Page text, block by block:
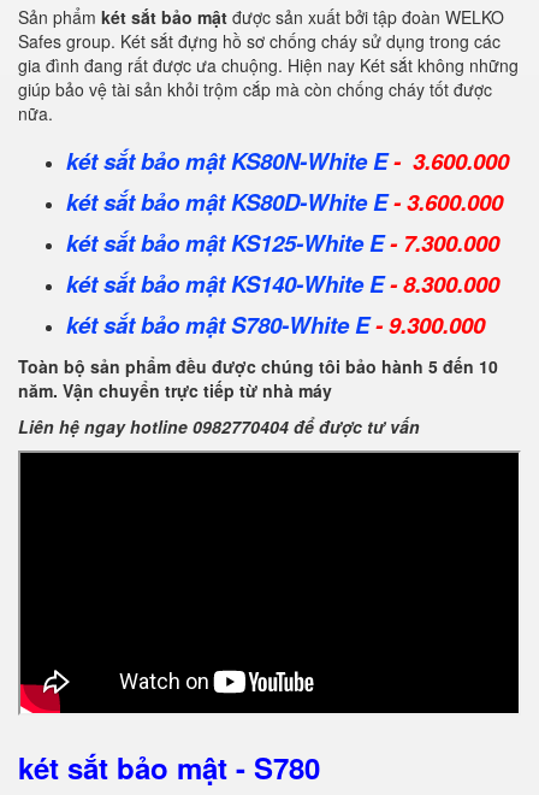
Sản phẩm két sắt bảo mật được sản xuất bởi tập đoàn WELKO
Safes group. Két sắt đựng hồ sơ chống cháy sử dụng trong các
gia đình đang rất được ưa chuộng. Hiện nay Két sắt không những
giúp bảo vệ tài sản khỏi trộm cắp mà còn chống cháy tốt được
nữa.
két sắt bảo mậtKS80N-White E- 3.600.000
két sắt bảo mật KS80D-White E- 3.600.000
két sắt bảo mật KS125-White E- 7.300.000
két sắt bảo mật KS140-White E- 8.300.000
két sắt bảo mật S780-White E- 9.300.000
Toàn bộ sản phẩm đều được chúng tôi bảo hành 5 đến 10
năm. Vận chuyển trực tiếp từ nhà máy
Liên hệ ngay hotline 0982770404 để được tư vấn
két sắt bảo mật - S780